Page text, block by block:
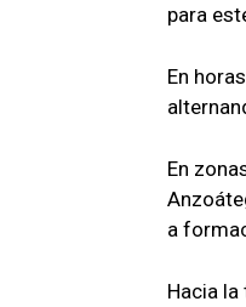
para
En
En
a
Hacia